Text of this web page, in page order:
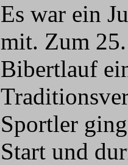
Es war ein
mit. Zum
Bibertlauf
Sportler
Start und